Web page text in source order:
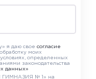
я даю свое согласие
моих
определенных
законодательства
данных»
№ 1» на